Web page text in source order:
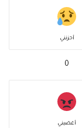
أحزنني
0
أغضبني